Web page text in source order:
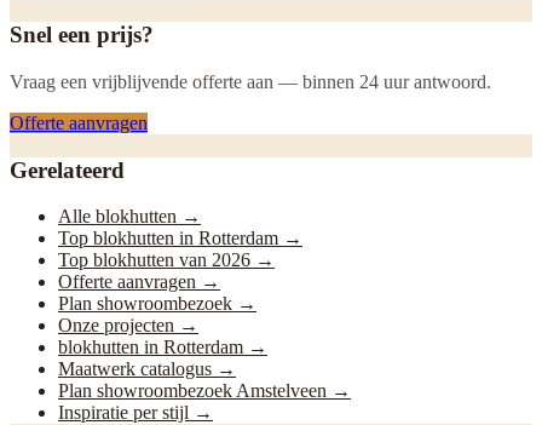
Snel een prijs?
Vraag een vrijblijvende offerte aan — binnen 24 uur antwoord.
Offerte aanvragen
Gerelateerd
Alle blokhutten →
Top blokhutten in Rotterdam →
Top blokhutten van 2026 →
Offerte aanvragen →
Plan showroombezoek →
Onze projecten →
blokhutten in Rotterdam →
Maatwerk catalogus →
Plan showroombezoek Amstelveen →
Inspiratie per stijl →